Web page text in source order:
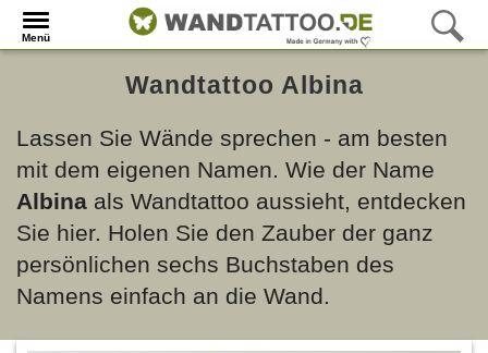
Menü
Wandtattoo Albina
Lassen Sie Wände sprechen - am besten
mit dem eigenen Namen. Wie der Name
Albina als Wandtattoo aussieht, entdecken
Sie hier. Holen Sie den Zauber der ganz
persönlichen sechs Buchstaben des
Namens einfach an die Wand.